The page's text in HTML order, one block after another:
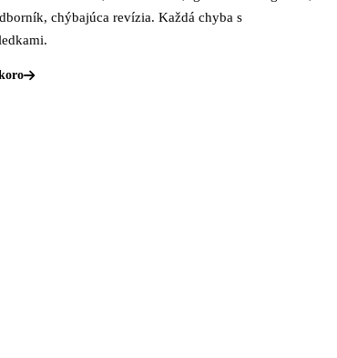
chýbajúca revízia. Každá chyba s